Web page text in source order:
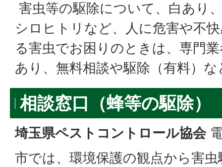
害虫等の駆除について、白あり
シロヒトリなど、人に危害や不
る害虫でお困りのときは、専門
あり、無料相談や駆除（有料）
相談窓口（蜂等の駆除）
埼玉県ペストコントロール協会
市では、環境保護の観点から害